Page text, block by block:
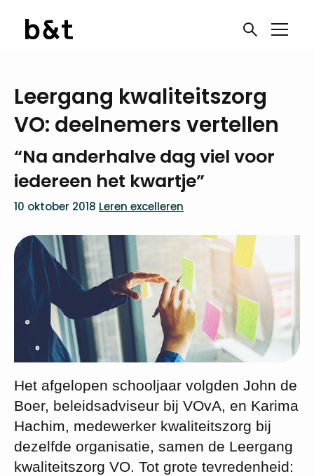
Leergang kwaliteitszorg
VO: deelnemers vertellen
“Na anderhalve dag viel voor
iedereen het kwartje”
10 oktober 2018 Leren excelleren
Het afgelopen schooljaar volgden John de
Boer, beleidsadviseur bij VOvA, en Karima
Hachim, medewerker kwaliteitszorg bij
dezelfde organisatie, samen de Leergang
kwaliteitszorg VO. Tot grote tevredenheid: